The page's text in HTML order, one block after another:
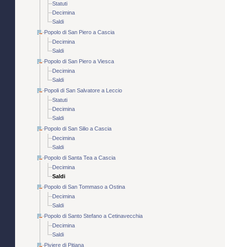
Statuti
Decimina
Saldi
Popolo di San Piero a Cascia
Decimina
Saldi
Popolo di San Piero a Viesca
Decimina
Saldi
Popoli di San Salvatore a Leccio
Statuti
Decimina
Saldi
Popolo di San Silio a Cascia
Decimina
Saldi
Popolo di Santa Tea a Cascia
Decimina
Saldi
Popolo di San Tommaso a Ostina
Decimina
Saldi
Popolo di Santo Stefano a Cetinavecchia
Decimina
Saldi
Piviere di Pitiana